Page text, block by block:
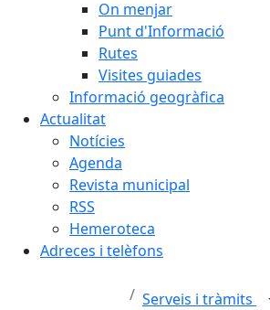
On menjar
Punt d'Informació
Rutes
Visites guiades
Informació geogràfica
Actualitat
Notícies
Agenda
Revista municipal
RSS
Hemeroteca
Adreces i telèfons
Serveis i tràmits